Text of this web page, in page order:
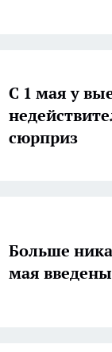
С 1 мая у
сюрприз
Больше
мая